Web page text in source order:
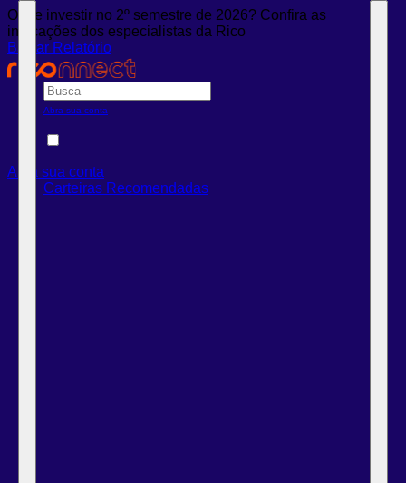
Onde investir no 2º semestre de 2026? Confira as
indicações dos especialistas da Rico
Baixar Relatório
Abra sua conta
Abra sua conta
Carteiras Recomendadas